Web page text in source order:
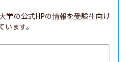
学の公式HPの情報を受験生向け
ます。